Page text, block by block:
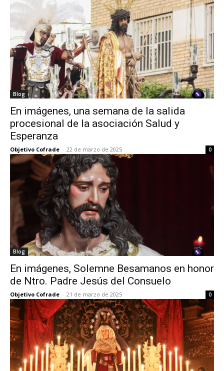
Blog
En imágenes, una semana de la salida
procesional de la asociación Salud y
Esperanza
Objetivo Cofrade - 22 de marzo de 2025 0
Blog
En imágenes, Solemne Besamanos en honor
de Ntro. Padre Jesús del Consuelo
Objetivo Cofrade - 21 de marzo de 2025 0